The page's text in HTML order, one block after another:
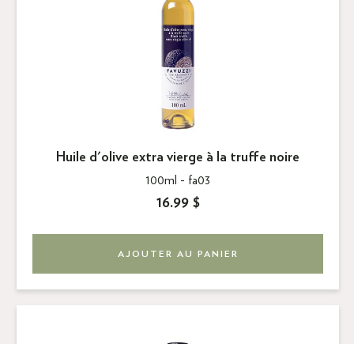
Huile d'olive extra vierge à la truffe noire
100ml - fa03
16.99 $
AJOUTER AU PANIER